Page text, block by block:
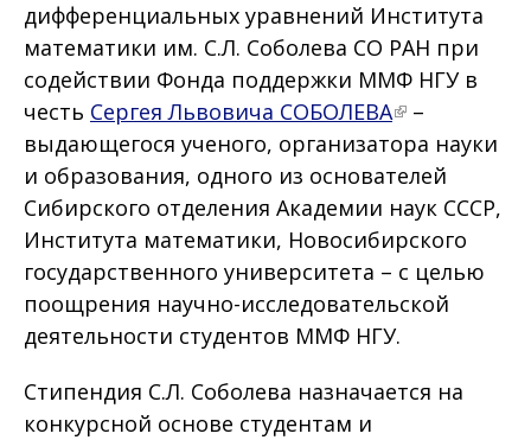
дифференциальных уравнений Института
математики им. С.Л. Соболева СО РАН при
содействии Фонда поддержки ММФ НГУ в
честь Сергея Львовича СОБОЛЕВА
–
выдающегося ученого, организатора науки
и образования, одного из основателей
Сибирского отделения Академии наук СССР,
Института математики, Новосибирского
государственного университета – с целью
поощрения научно-исследовательской
деятельности студентов ММФ НГУ.
Стипендия С.Л. Соболева назначается на
конкурсной основе студентам и